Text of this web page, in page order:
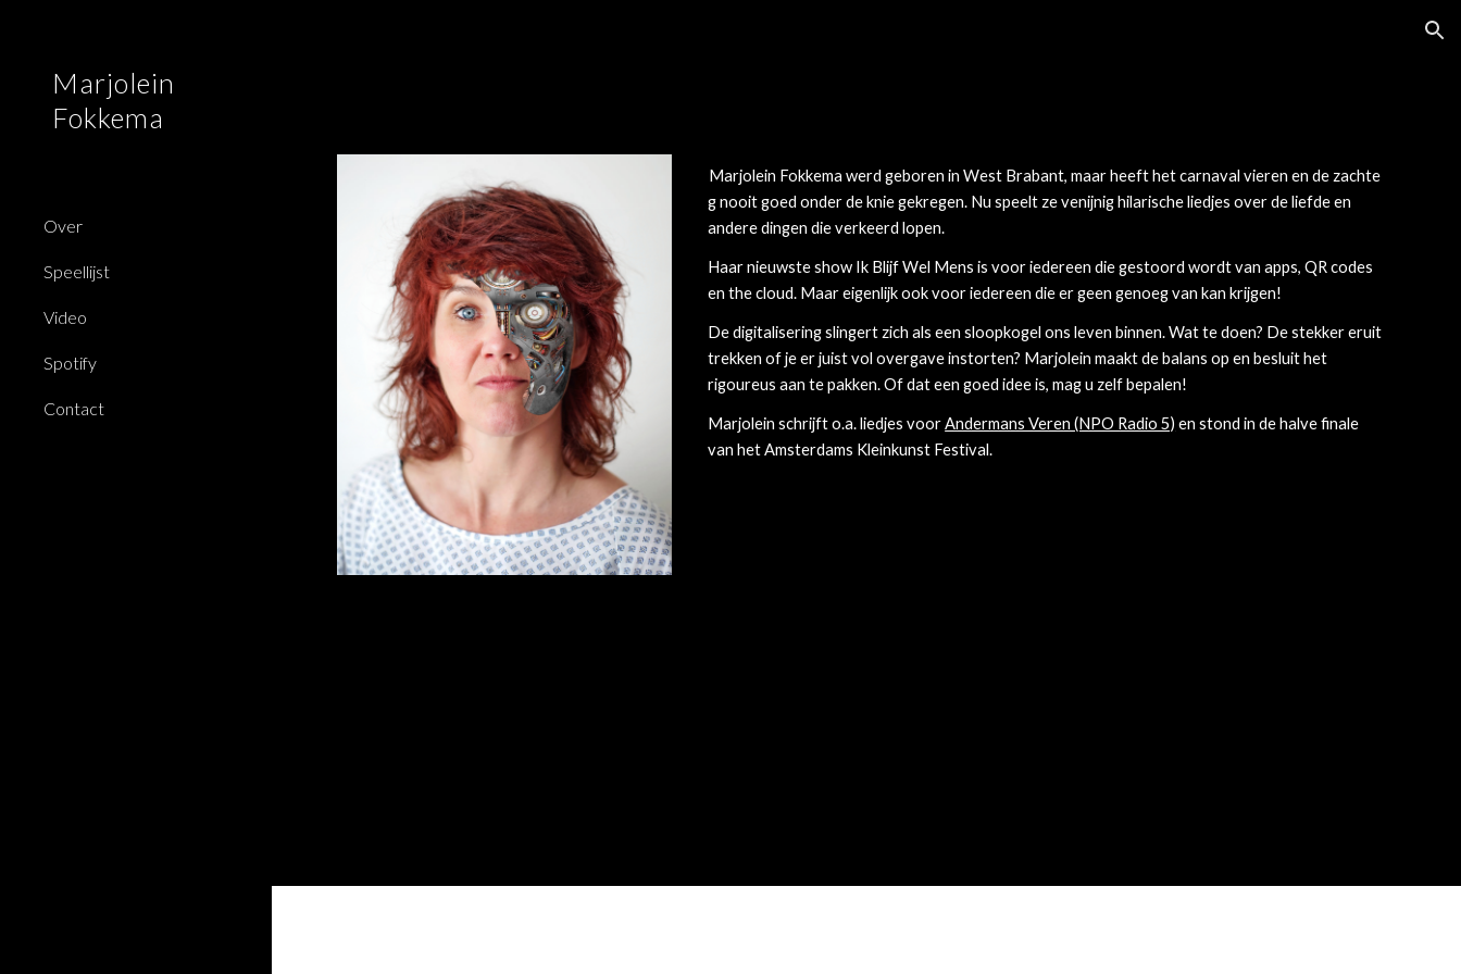
Marjolein
Fokkema
Over
Speellijst
Video
Spotify
Contact
Marjolein Fokkema werd geboren in West Brabant, maar heeft het carnaval vieren en de zachte
g nooit goed onder de knie gekregen. Nu speelt ze venijnig hilarische liedjes over de liefde en
andere dingen die verkeerd lopen.
Haar nieuwste show Ik Blijf Wel Mens is voor iedereen die gestoord wordt van apps, QR codes
en the cloud. Maar eigenlijk ook voor iedereen die er geen genoeg van kan krijgen!
De digitalisering slingert zich als een sloopkogel ons leven binnen. Wat te doen? De stekker eruit
trekken of je er juist vol overgave instorten? Marjolein maakt de balans op en besluit het
rigoureus aan te pakken. Of dat een goed idee is, mag u zelf bepalen!
Marjolein schrijft o.a. liedjes voorAndermans Veren (NPO Radio 5) en stond indehalve finale
van het Amsterdams Kleinkunst Festival.